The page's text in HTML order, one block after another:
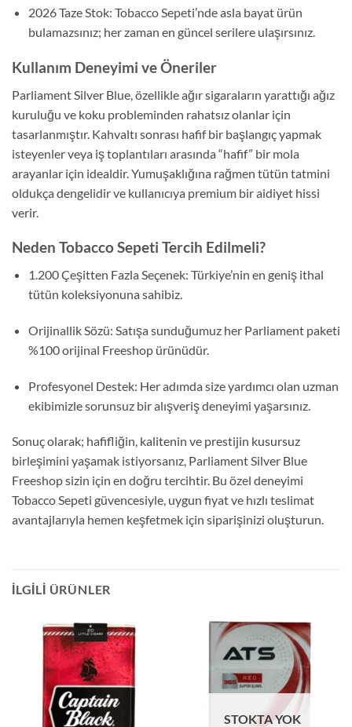
2026 Taze Stok: Tobacco Sepeti’nde asla bayat ürün
bulamazsınız; her zaman en güncel serilere ulaşırsınız.
Kullanım Deneyimi ve Öneriler
Parliament Silver Blue, özellikle ağır sigaraların yarattığı ağız
kuruluğu ve koku probleminden rahatsız olanlar için
tasarlanmıştır. Kahvaltı sonrası hafif bir başlangıç yapmak
isteyenler veya iş toplantıları arasında “hafif” bir mola
arayanlar için idealdir. Yumuşaklığına rağmen tütün tatmini
oldukça dengelidir ve kullanıcıya premium bir aidiyet hissi
verir.
Neden Tobacco Sepeti Tercih Edilmeli?
1.200 Çeşitten Fazla Seçenek: Türkiye’nin en geniş ithal
tütün koleksiyonuna sahibiz.
Orijinallik Sözü: Satışa sunduğumuz her Parliament paketi
%100 orijinal Freeshop ürünüdür.
Profesyonel Destek: Her adımda size yardımcı olan uzman
ekibimizle sorunsuz bir alışveriş deneyimi yaşarsınız.
Sonuç olarak; hafifliğin, kalitenin ve prestijin kusursuz
birleşimini yaşamak istiyorsanız, Parliament Silver Blue
Freeshopsizin için en doğru tercihtir. Bu özel deneyimi
Tobacco Sepeti güvencesiyle, uygun fiyat ve hızlı teslimat
avantajlarıyla hemen keşfetmek için siparişinizi oluşturun.
İLGILI ÜRÜNLER
STOKTA YOK